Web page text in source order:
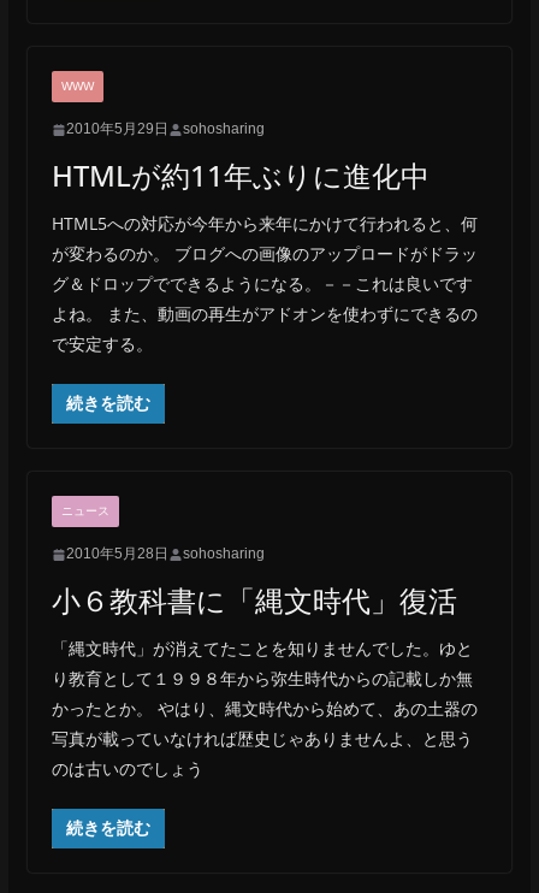
WWW
2010年5月29日 sohosharing
HTMLが約11年ぶりに進化中
HTML5への対応が今年から来年にかけて行われると、何
が変わるのか。 ブログへの画像のアップロードがドラッ
グ＆ドロップでできるようになる。－－これは良いです
よね。 また、動画の再生がアドオンを使わずにできるの
で安定する。
続きを読む
ニュース
2010年5月28日 sohosharing
小６教科書に「縄文時代」復活
「縄文時代」が消えてたことを知りませんでした。ゆと
り教育として１９９８年から弥生時代からの記載しか無
かったとか。 やはり、縄文時代から始めて、あの土器の
写真が載っていなければ歴史じゃありませんよ、と思う
のは古いのでしょう
続きを読む